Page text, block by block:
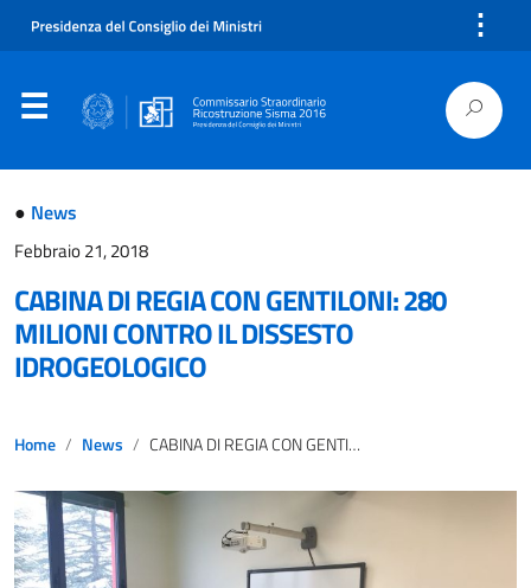
⋮
● News
Febbraio 21, 2018
CABINA DI REGIA CON GENTILONI: 280
MILIONI CONTRO IL DISSESTO
IDROGEOLOGICO
Home News CABINA DI REGIA CON GENTILONI: 280 MILIONI CONTRO IL DISSESTO IDROGEOLOGICO